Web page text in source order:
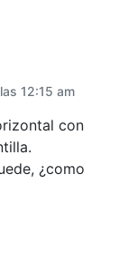
12:15 am
con
¿como